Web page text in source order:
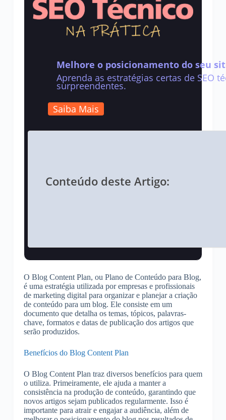
Melhore o posicionamento do seu
Aprenda as estratégias certas de SEO
surpreendentes.
Saiba Mais
Conteúdo deste Artigo:
O Blog Content Plan, ou Plano de Conteúdo para Blog,
é uma estratégia utilizada por empresas e profissionais
de marketing digital para organizar e planejar a criação
de conteúdo para um blog. Ele consiste em um
documento que detalha os temas, tópicos, palavras-
chave, formatos e datas de publicação dos artigos que
serão produzidos.
Benefícios do Blog Content Plan
O Blog Content Plan traz diversos benefícios para quem
o utiliza. Primeiramente, ele ajuda a manter a
consistência na produção de conteúdo, garantindo que
novos artigos sejam publicados regularmente. Isso é
importante para atrair e engajar a audiência, além de